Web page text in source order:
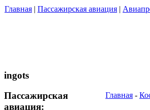
Главная | Пассажирская авиация |
ingots
Пассажирская
авиация:
Главная -